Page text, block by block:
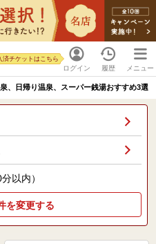
ログイン
済チケットはこちら
履歴 メニュー
、日帰り温泉、スーパー銭湯おすすめ3選
以内）
を変更する